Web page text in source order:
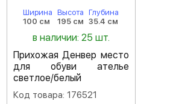
Ширина
100 см
Высота
195 см
Глубина
35.4 см
в наличии: 25 шт.
Прихожая Денвер место
для обуви ателье
светлое/белый
Код товара: 176521